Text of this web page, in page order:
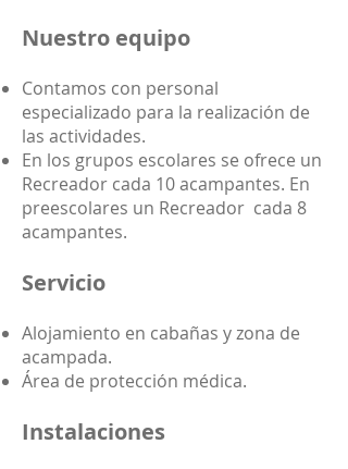
Nuestro equipo
Contamos con personal
especializado para la realización de
las actividades.
En los grupos escolares se ofrece un
Recreador cada 10 acampantes. En
preescolares un Recreador cada 8
acampantes.
Servicio
Alojamiento en cabañas y zona de
acampada.
Área de protección médica.
Instalaciones